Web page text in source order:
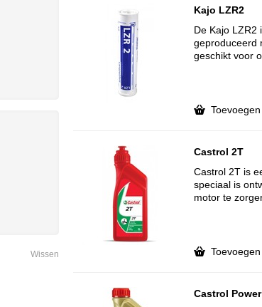
Kajo LZR2
De Kajo LZR2
geproduceerd
geschikt voor
Castrol 2T
Castrol 2T is
speciaal is
motor te
Castrol
Wissen